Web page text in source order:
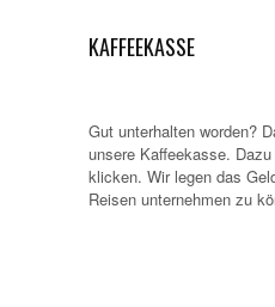
KAFFEEKASSE
Gut unterhalten worden?
unsere Kaffeekasse.
klicken. Wir legen das
Reisen unternehmen zu